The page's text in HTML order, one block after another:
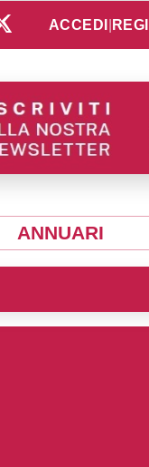
ACCEDI
ANNUARI